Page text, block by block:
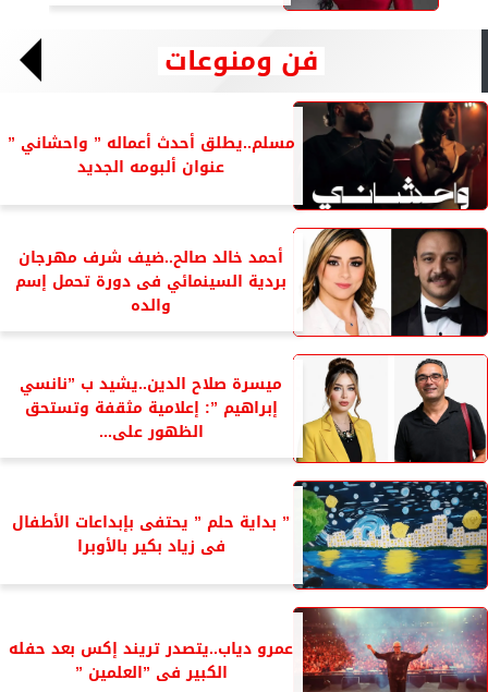
فن ومنوعات
مسلم..يطلق أحدث أعماله ” واحشاني ”
عنوان ألبومه الجديد
أحمد خالد صالح..ضيف شرف مهرجان
بردية السينمائي فى دورة تحمل إسم
والده
ميسرة صلاح الدين..يشيد ب ”نانسي
إبراهيم ”: إعلامية مثقفة وتستحق
الظهور على...
” بداية حلم ” يحتفى بإبداعات الأطفال
فى زياد بكير بالأوبرا
عمرو دياب..يتصدر تريند إكس بعد حفله
الكبير فى ”العلمين ”